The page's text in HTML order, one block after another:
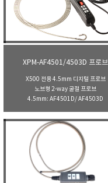
XPM-AF4501/4503D 프로브
X500 전용 4.5mm 디지털 프로브
노브형 2-way 굴절 프로브
4.5mm: AF4501D/ AF4503D